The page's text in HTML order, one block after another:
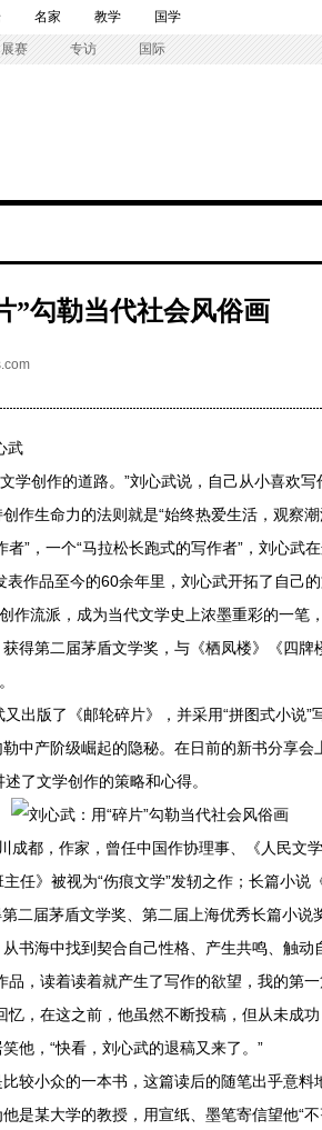
名家 教学 国学
展赛 专访 国际
”勾勒当代社会风俗画
武
学创作的道路。”刘心武说，自己从小喜欢写
作生命力的法则就是“始终热爱生活，观察潮
者”，一个“马拉松长跑式的写作者”，刘心武
作品至今的60余年里，刘心武开拓了自己
作流派，成为当代文学史上浓墨重彩的一笔
得第二届茅盾文学奖，与《栖凤楼》《四牌
出版了
《邮轮碎片》
，并采用“拼图式小说
中产阶级崛起的隐秘。在日前的新书分享会
了文学创作的策略和心得。
都，作家，曾任中国作协理事、《人民文
任》被视为“伤痕文学”发轫之作；长篇小说
二届茅盾文学奖、第二届上海优秀长篇小说
书海中找到契合自己性格、产生共鸣、触动
品，读着读着就产生了写作的欲望，我的第
忆，在这之前，他虽然不断投稿，但从未成
他，“快看，刘心武的退稿又来了。”
比较小众的一本书，这篇读后的随笔出乎意料
是某大学的教授，用宣纸、墨笔寄信望他“